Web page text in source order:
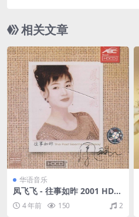
相关文章
华语音乐
凤飞飞 - 往事如昨 2001 HDC
D[WAV/分轨/496M]
4 年前 150 2